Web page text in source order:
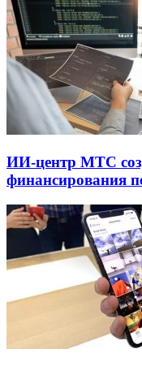
ИИ-центр МТС
финансирования